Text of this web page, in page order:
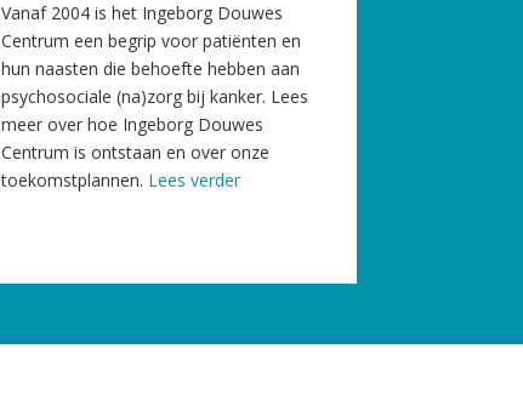
Vanaf 2004 is het Ingeborg Douwes
Centrum een begrip voor patiënten en
hun naasten die behoefte hebben aan
psychosociale (na)zorg bij kanker. Lees
meer over hoe Ingeborg Douwes
Centrum is ontstaan en over onze
toekomstplannen. Lees verder